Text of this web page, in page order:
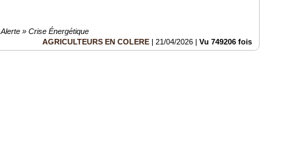
Alerte » Crise Énergétique
AGRICULTEURS EN COLERE
21/04/2026 Vu 749206 fois